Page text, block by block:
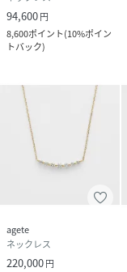
94,600円
8,600ポイント(10%ポイン
トバック)
agete
ネックレス
220,000円